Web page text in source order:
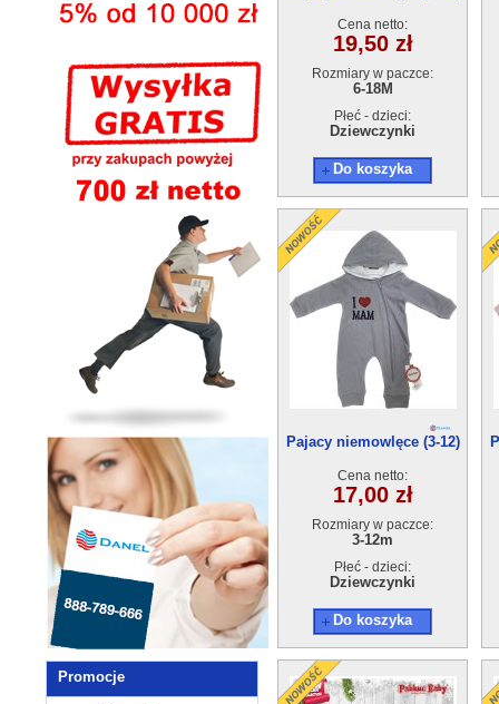
Promocje
Cena netto:
19,50 zł
Rozmiary w paczce:
6-18M
Płeć - dzieci:
Dziewczynki
Do koszyka
Pajacy niemowlęce (3-12)
Cena netto:
17,00 zł
Rozmiary w paczce:
3-12m
Płeć - dzieci:
Dziewczynki
Do koszyka